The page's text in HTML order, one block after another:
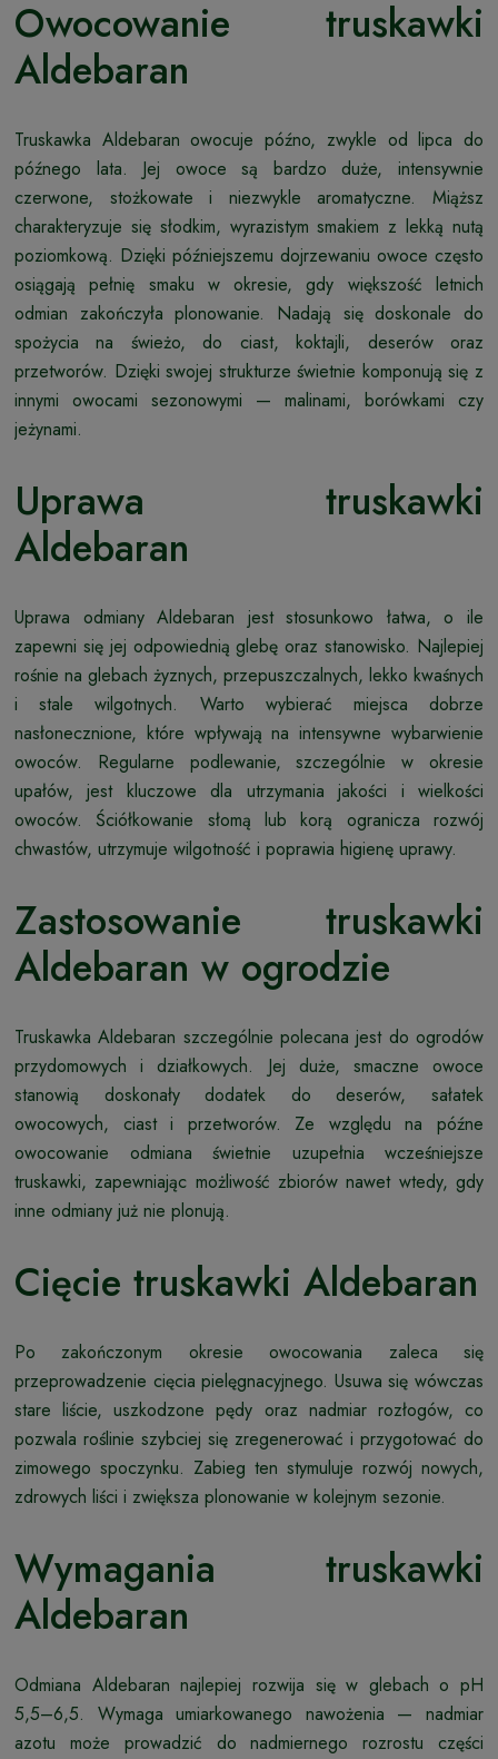
Owocowanie truskawki
Aldebaran
Truskawka Aldebaran owocuje późno, zwykle od lipca do
późnego lata. Jej owoce są bardzo duże, intensywnie
czerwone, stożkowate i niezwykle aromatyczne. Miąższ
charakteryzuje się słodkim, wyrazistym smakiem z lekką nutą
poziomkową. Dzięki późniejszemu dojrzewaniu owoce często
osiągają pełnię smaku w okresie, gdy większość letnich
odmian zakończyła plonowanie. Nadają się doskonale do
spożycia na świeżo, do ciast, koktajli, deserów oraz
przetworów. Dzięki swojej strukturze świetnie komponują się z
innymi owocami sezonowymi — malinami, borówkami czy
jeżynami.
Uprawa truskawki
Aldebaran
Uprawa odmiany Aldebaran jest stosunkowo łatwa, o ile
zapewni się jej odpowiednią glebę oraz stanowisko. Najlepiej
rośnie na glebach żyznych, przepuszczalnych, lekko kwaśnych
i stale wilgotnych. Warto wybierać miejsca dobrze
nasłonecznione, które wpływają na intensywne wybarwienie
owoców. Regularne podlewanie, szczególnie w okresie
upałów, jest kluczowe dla utrzymania jakości i wielkości
owoców. Ściółkowanie słomą lub korą ogranicza rozwój
chwastów, utrzymuje wilgotność i poprawia higienę uprawy.
Zastosowanie truskawki
Aldebaran w ogrodzie
Truskawka Aldebaran szczególnie polecana jest do ogrodów
przydomowych i działkowych. Jej duże, smaczne owoce
stanowią doskonały dodatek do deserów, sałatek
owocowych, ciast i przetworów. Ze względu na późne
owocowanie odmiana świetnie uzupełnia wcześniejsze
truskawki, zapewniając możliwość zbiorów nawet wtedy, gdy
inne odmiany już nie plonują.
Cięcie truskawki Aldebaran
Po zakończonym okresie owocowania zaleca się
przeprowadzenie cięcia pielęgnacyjnego. Usuwa się wówczas
stare liście, uszkodzone pędy oraz nadmiar rozłogów, co
pozwala roślinie szybciej się zregenerować i przygotować do
zimowego spoczynku. Zabieg ten stymuluje rozwój nowych,
zdrowych liści i zwiększa plonowanie w kolejnym sezonie.
Wymagania truskawki
Aldebaran
Odmiana Aldebaran najlepiej rozwija się w glebach o pH
5,5–6,5. Wymaga umiarkowanego nawożenia — nadmiar
azotu może prowadzić do nadmiernego rozrostu części